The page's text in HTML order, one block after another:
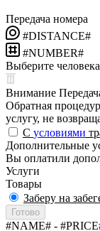
Передача номера
#DISTANCE#
#NUMBER#
Выберите человека
Внимание
Обратная
услугу, не
С условиями
Дополнительные
Вы оплатили
Услуги
Товары
Заберу на
Готово
#NAME# -